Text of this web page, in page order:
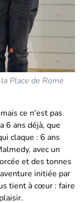
Place de Rome
ce n'est pas
6 ans déjà, que
claque : 6 ans
avec un
et des tonnes
initiée par
tient à cœur : faire